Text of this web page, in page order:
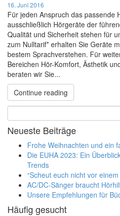
16. Juni 2016
Für jeden Anspruch das passende
ausschließlich Hörgeräte der
Qualität und Sicherheit stehen für
zum Nulltarif* erhalten Sie Geräte
bestem Sprachverstehen. Für
Bereichen Hör-Komfort, Ästhetik
beraten wir Sie...
Continue reading
Neueste Beiträge
Frohe Weihnachten und ein
Die EUHA 2023: Ein
Trends
“Scheut euch nicht vor
AC/DC-Sänger braucht
Unsere Empfehlungen für
Häufig gesucht